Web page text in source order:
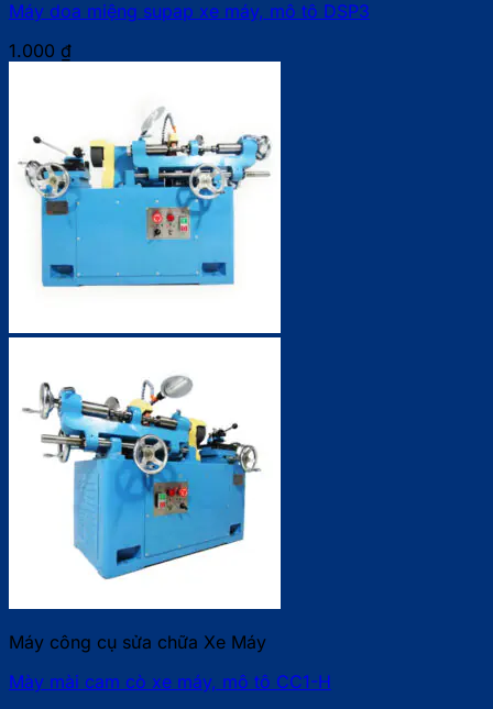
Máy doa miệng supap xe máy, mô tô DSP3
1.000 ₫
Máy công cụ sửa chữa Xe Máy
Mày mài cam cò xe máy, mô tô CC1-H